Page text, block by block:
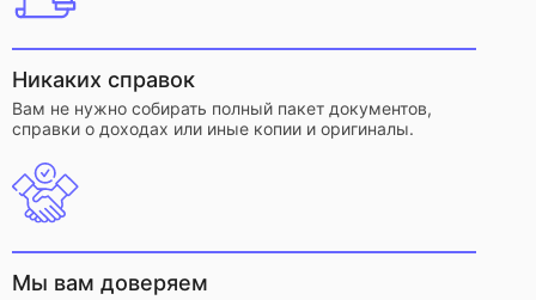
Никаких справок
Вам не нужно собирать полный пакет документов,
справки о доходах или иные копии и оригиналы.
Мы вам доверяем